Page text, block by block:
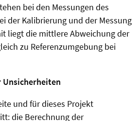
bei den Messungen des
der Kalibrierung und der Messung
liegt die mittlere Abweichung der
zu Referenzumgebung bei
Unsicherheiten
und für dieses Projekt
die Berechnung der